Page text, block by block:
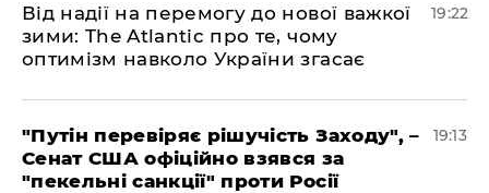
​Від надії на перемогу до нової важкої
зими: The Atlantic про те, чому
оптимізм навколо України згасає
19:22
​"Путін перевіряє рішучість Заходу", –
Сенат США офіційно взявся за
"пекельні санкції" проти Росії
19:13